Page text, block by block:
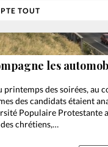
TOUT
les
printemps des soirées, au
des candidats étaient
Populaire Protestante
chrétiens,…